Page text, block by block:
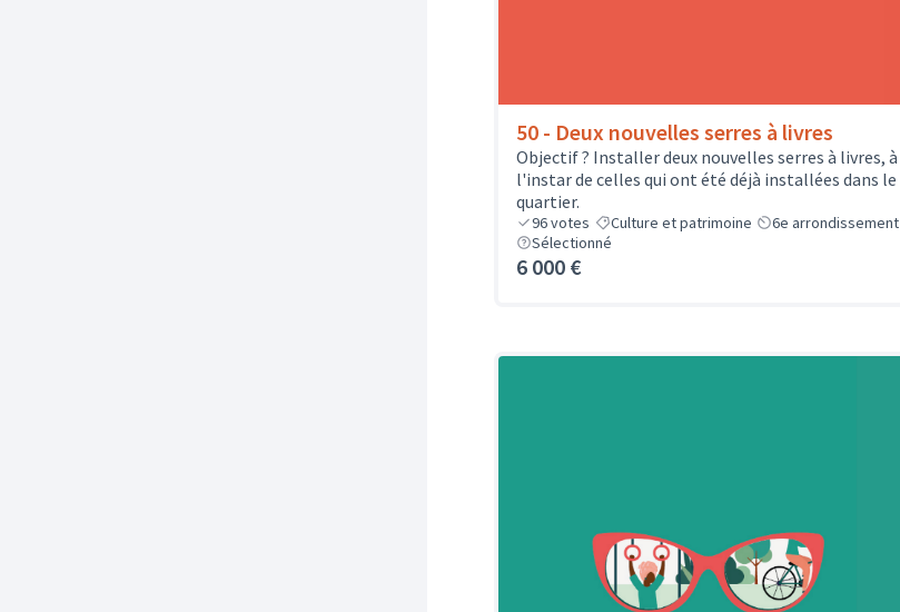
50 - Deux nouvelles serres à livres
Objectif ? Installer deux nouvelles serres à livres, à
l'instar de celles qui ont été déjà installées dans le
quartier.
96votes Culture et patrimoine
6e arrondissement
Sélectionné
6 000 €